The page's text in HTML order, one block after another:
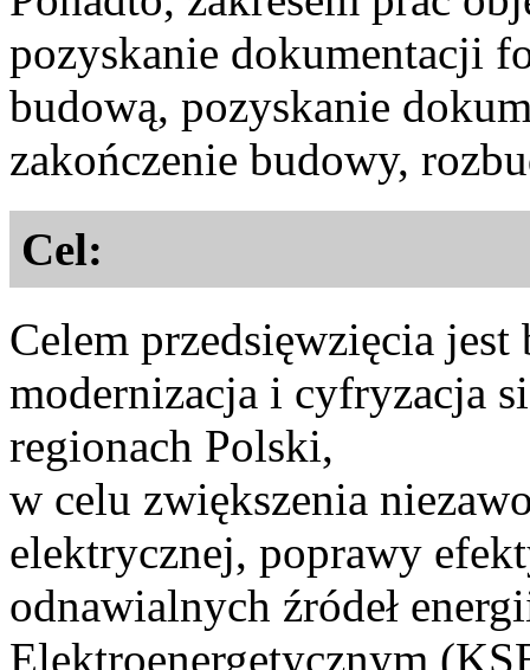
pozyskanie dokumentacji
budową, pozyskanie
zakończenie budowy,
Cel:
Celem przedsięwzięcia
modernizacja i cyfryzacja
regionach Polski,
w celu zwiększenia
elektrycznej, poprawy
odnawialnych źródeł
Elektroenergetycznym